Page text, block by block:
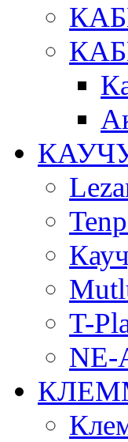
T-
NE-